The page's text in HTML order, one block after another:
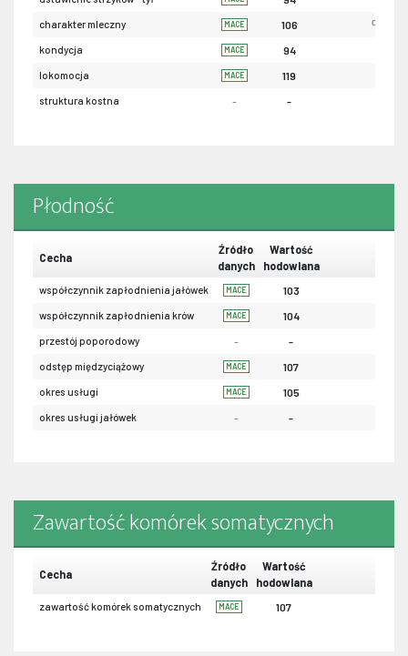
charakter mleczny MACE 106
kondycja MACE 94
lokomocja MACE 119
struktura kostna - -
Płodność
Cecha
Źródło
danych
Wartość
hodowlana
współczynnik zapłodnienia jałówek MACE 103
współczynnik zapłodnienia krów MACE 104
przestój poporodowy - -
odstęp międzyciążowy MACE 107
okres usługi MACE 105
okres usługi jałówek - -
Zawartość komórek somatycznych
Cecha
Źródło
danych
Wartość
hodowlana
zawartość komórek somatycznych MACE 107